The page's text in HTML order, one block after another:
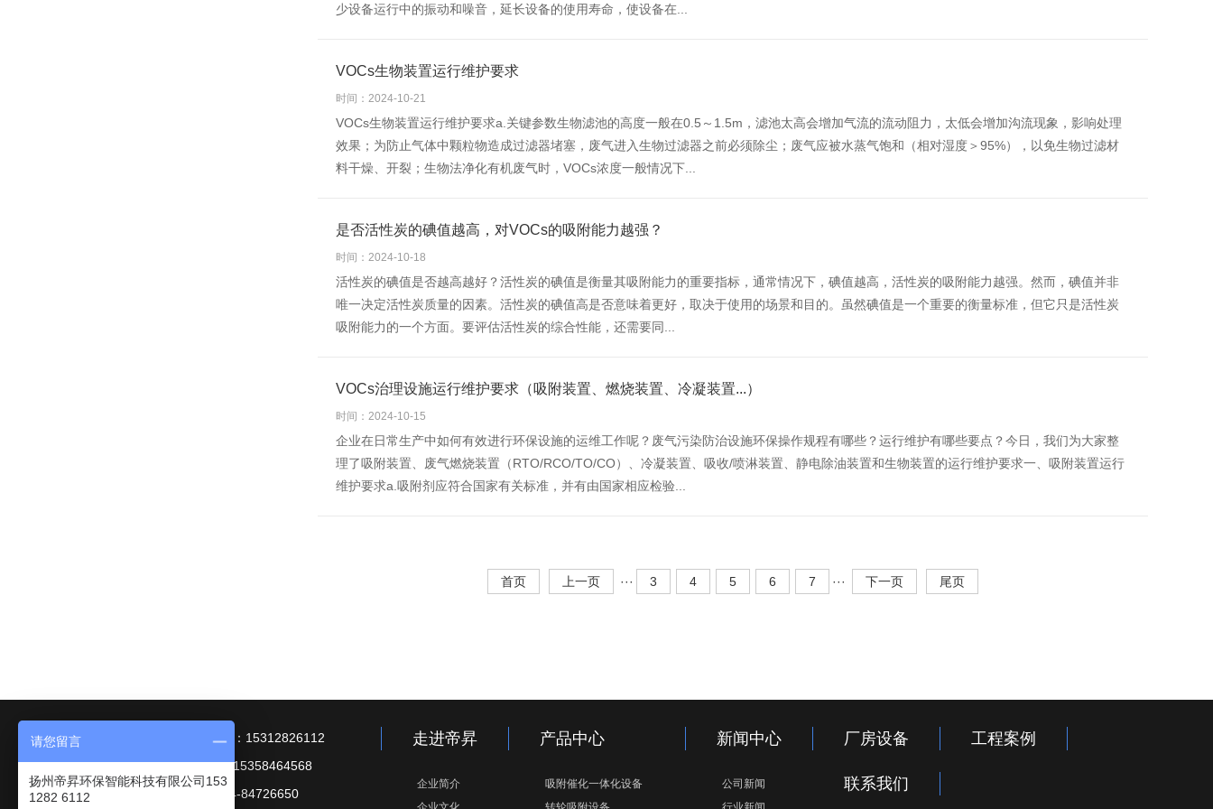
少设备运行中的振动和噪音，延长设备的使用寿命，使设备在...
VOCs生物装置运行维护要求
时间：2024-10-21
VOCs生物装置运行维护要求a.关键参数生物滤池的高度一般在0.5～1.5m，滤池太高会增加气流的流动阻力，太低会增加沟流现象，影响处理
效果；为防止气体中颗粒物造成过滤器堵塞，废气进入生物过滤器之前必须除尘；废气应被水蒸气饱和（相对湿度＞95%），以免生物过滤材
料干燥、开裂；生物法净化有机废气时，VOCs浓度一般情况下...
是否活性炭的碘值越高，对VOCs的吸附能力越强？
时间：2024-10-18
活性炭的碘值是否越高越好？活性炭的碘值是衡量其吸附能力的重要指标，通常情况下，碘值越高，活性炭的吸附能力越强。然而，碘值并非
唯一决定活性炭质量的因素。活性炭的碘值高是否意味着更好，取决于使用的场景和目的。虽然碘值是一个重要的衡量标准，但它只是活性炭
吸附能力的一个方面。要评估活性炭的综合性能，还需要同...
VOCs治理设施运行维护要求（吸附装置、燃烧装置、冷凝装置...）
时间：2024-10-15
企业在日常生产中如何有效进行环保设施的运维工作呢？废气污染防治设施环保操作规程有哪些？运行维护有哪些要点？今日，我们为大家整
理了吸附装置、废气燃烧装置（RTO/RCO/TO/CO）、冷凝装置、吸收/喷淋装置、静电除油装置和生物装置的运行维护要求一、吸附装置运行
维护要求a.吸附剂应符合国家有关标准，并有由国家相应检验...
首页 上一页 ··· 3 4 5 6 7 ··· 下一页 尾页
技术及商务：15312826112
采购咨询：15358464568
电话：0514-84726650
走进帝昇
企业简介
产品中心
吸附催化一体化设备
新闻中心
公司新闻
厂房设备 工程案例
联系我们
请您留言
扬州帝昇环保智能科技有限公司153
1282 6112